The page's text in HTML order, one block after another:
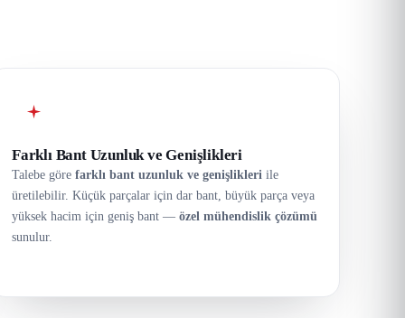
Farklı Bant Uzunluk ve Genişlikleri
Talebe göre farklı bant uzunluk ve genişlikleri ile
üretilebilir. Küçük parçalar için dar bant, büyük parça veya
yüksek hacim için geniş bant — özel mühendislik çözümü
sunulur.